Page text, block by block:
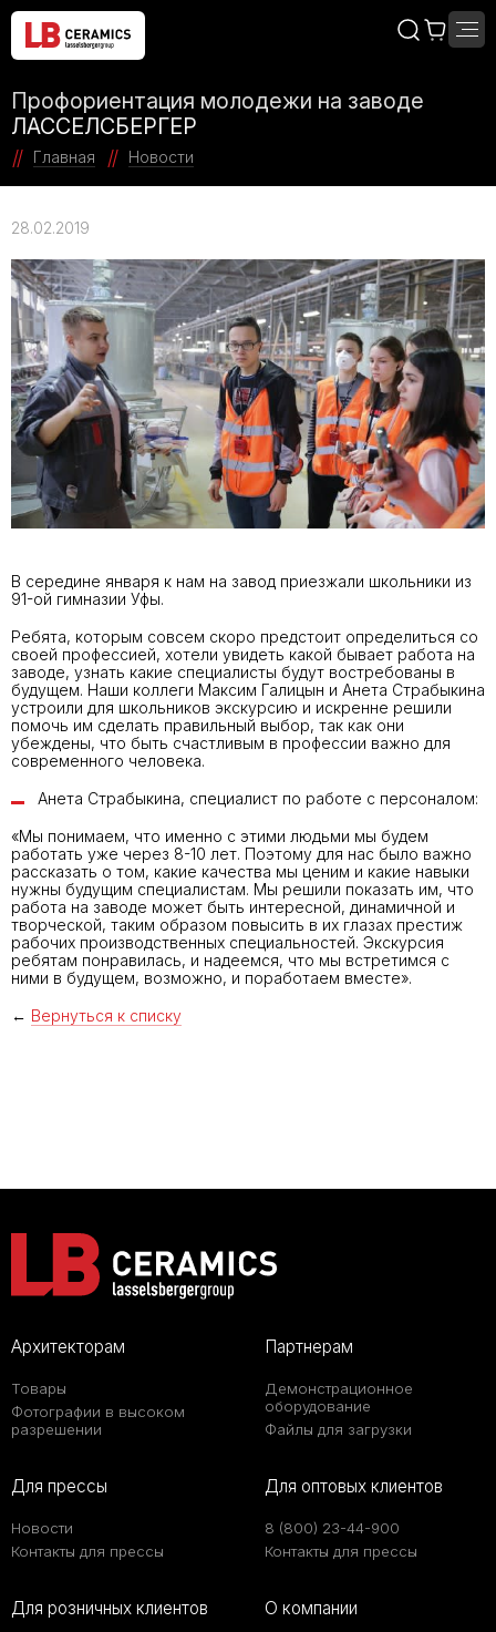
Профориентация молодежи на заводе
ЛАССЕЛСБЕРГЕР
Главная Новости
28.02.2019
В середине января к нам на завод приезжали школьники из
91-ой гимназии Уфы.
Ребята, которым совсем скоро предстоит определиться со
своей профессией, хотели увидеть какой бывает работа на
заводе, узнать какие специалисты будут востребованы в
будущем. Наши коллеги Максим Галицын и Анета Страбыкина
устроили для школьников экскурсию и искренне решили
помочь им сделать правильный выбор, так как они
убеждены, что быть счастливым в профессии важно для
современного человека.
Анета Страбыкина, специалист по работе с персоналом:
«Мы понимаем, что именно с этими людьми мы будем
работать уже через 8-10 лет. Поэтому для нас было важно
рассказать о том, какие качества мы ценим и какие навыки
нужны будущим специалистам. Мы решили показать им, что
работа на заводе может быть интересной, динамичной и
творческой, таким образом повысить в их глазах престиж
рабочих производственных специальностей. Экскурсия
ребятам понравилась, и надеемся, что мы встретимся с
ними в будущем, возможно, и поработаем вместе».
← Вернуться к списку
Архитекторам
Товары
Фотографии в высоком
разрешении
Партнерам
Демонстрационное
оборудование
Файлы для загрузки
Для прессы
Новости
Контакты для прессы
Для оптовых клиентов
8 (800) 23-44-900
Контакты для прессы
Для розничных клиентов О компании